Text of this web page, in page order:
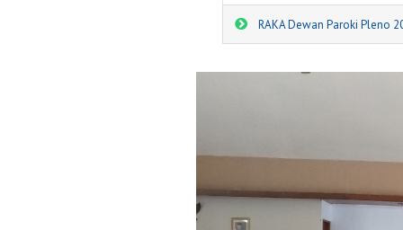
RAKA Dewan Paroki Pleno